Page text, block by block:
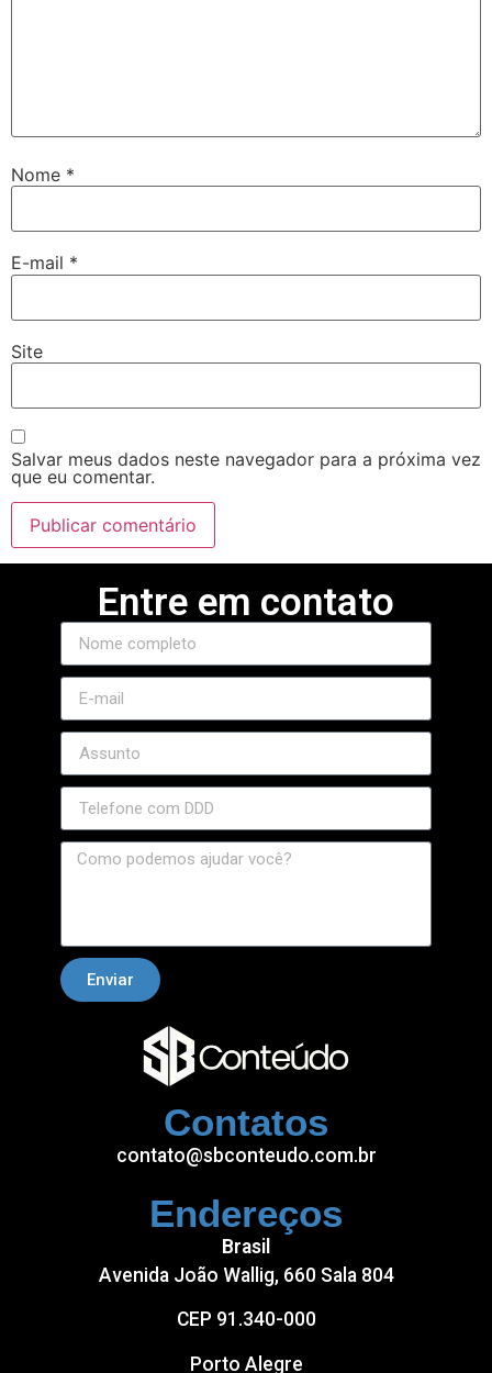
Nome *
E-mail *
Site
Salvar meus dados neste navegador para a próxima vez
que eu comentar.
Contatos
contato@sbconteudo.com.br
Endereços
Brasil
Avenida João Wallig, 660 Sala 804
CEP 91.340-000
Porto Alegre
Entre em contato
Enviar